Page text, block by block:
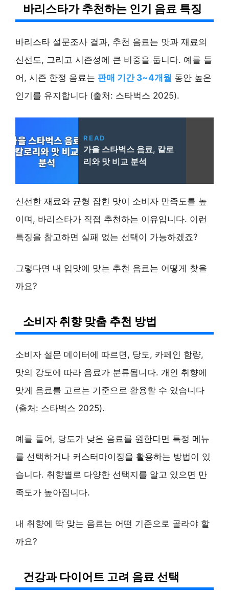
바리스타가 추천하는 인기 음료 특징
바리스타 설문조사 결과, 추천 음료는 맛과 재료의
신선도, 그리고 시즌성에 큰 비중을 둡니다. 예를 들
어, 시즌 한정 음료는 판매 기간 3~4개월 동안 높은
인기를 유지합니다 (출처: 스타벅스 2025).
READ
가을 스타벅스 음료, 칼로
리와 맛 비교 분석
신선한 재료와 균형 잡힌 맛이 소비자 만족도를 높
이며, 바리스타가 직접 추천하는 이유입니다. 이런
특징을 참고하면 실패 없는 선택이 가능하겠죠?
그렇다면 내 입맛에 맞는 추천 음료는 어떻게 찾을
까요?
소비자 취향 맞춤 추천 방법
소비자 설문 데이터에 따르면, 당도, 카페인 함량,
맛의 강도에 따라 음료가 분류됩니다. 개인 취향에
맞게 음료를 고르는 기준으로 활용할 수 있습니다
(출처: 스타벅스 2025).
예를 들어, 당도가 낮은 음료를 원한다면 특정 메뉴
를 선택하거나 커스터마이징을 활용하는 방법이 있
습니다. 취향별로 다양한 선택지를 알고 있으면 만
족도가 높아집니다.
내 취향에 딱 맞는 음료는 어떤 기준으로 골라야 할
까요?
건강과 다이어트 고려 음료 선택